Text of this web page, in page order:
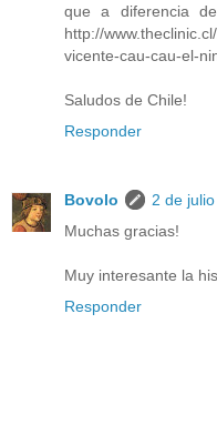
que a diferencia
http://
vicente-cau-cau-el-
Saludos de Chile!
Responder
Bovolo
2 de
Muchas gracias!
Muy interesante la
Responder